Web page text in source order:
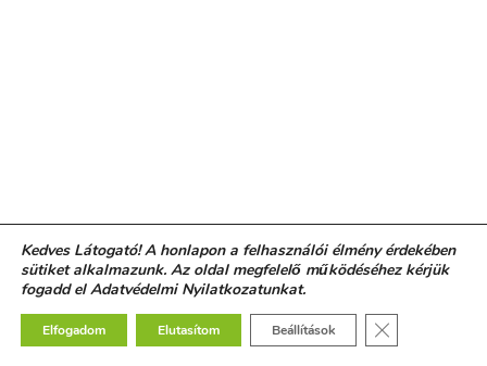
Kedves Látogató! A honlapon a felhasználói élmény érdekében
sütiket alkalmazunk. Az oldal megfelelő működéséhez kérjük
fogadd el Adatvédelmi Nyilatkozatunkat.
Elfogadom Elutasítom Beállítások Close GDPR